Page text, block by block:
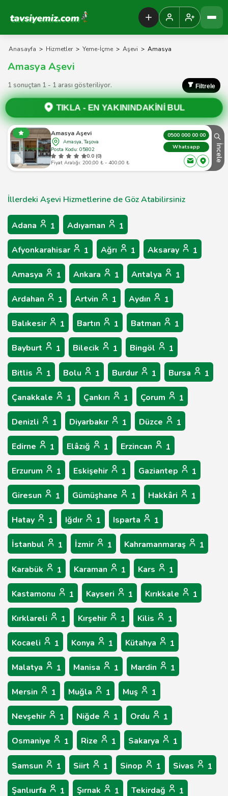
Tavsiyemiz Anasayfa
Anasayfa > Hizmetler > Yeme-İçme > Aşevi > Amasya
Amasya Aşevi
1 sonuçtan 1 - 1 arası gösteriliyor. Filtrele
TIKLA -EN YAKININDAKİNİ BUL
Amasya Aşevi
Amasya, Taşova
Posta Kodu: 05802
0.0 (0)
Fiyat Aralığı: 200,00 ₺ - 400,00 ₺
0500 000 00 00
Whatsapp
İncele
İllerdeki Aşevi Hizmetlerine de Göz Atabilirsiniz
Adana 1 Adıyaman 1
Afyonkarahisar 1 Ağrı 1 Aksaray 1
Amasya 1 Ankara 1 Antalya 1
Ardahan 1 Artvin 1 Aydın 1
Balıkesir 1 Bartın 1 Batman 1
Bayburt 1 Bilecik 1 Bingöl 1
Bitlis 1 Bolu 1 Burdur 1 Bursa 1
Çanakkale 1 Çankırı 1 Çorum 1
Denizli 1 Diyarbakır 1 Düzce 1
Edirne 1 Elâzığ 1 Erzincan 1
Erzurum 1 Eskişehir 1 Gaziantep 1
Giresun 1 Gümüşhane 1 Hakkâri 1
Hatay 1 Iğdır 1 Isparta 1
İstanbul 1 İzmir 1 Kahramanmaraş 1
Karabük 1 Karaman 1 Kars 1
Kastamonu 1 Kayseri 1 Kırıkkale 1
Kırklareli 1 Kırşehir 1 Kilis 1
Kocaeli 1 Konya 1 Kütahya 1
Malatya 1 Manisa 1 Mardin 1
Mersin 1 Muğla 1 Muş 1
Nevşehir 1 Niğde 1 Ordu 1
Osmaniye 1 Rize 1 Sakarya 1
Samsun 1 Siirt 1 Sinop 1 Sivas 1
Şanlıurfa 1 Şırnak 1 Tekirdağ 1